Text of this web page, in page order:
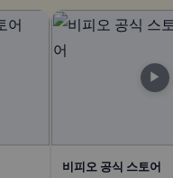
비피오 공식 스토어
▶